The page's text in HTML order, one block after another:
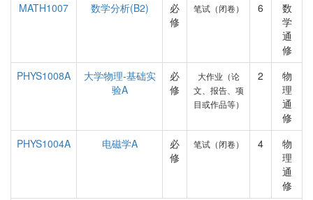
MATH1007
数学分析(B2)
必
修
笔试（闭卷） 6
数
学
通
修
PHYS1008A
大学物理-基础实
验A
必
修
大作业（论
文、报告、项
目或作品等）
2
物
理
通
修
PHYS1004A
电磁学A
必
修
笔试（闭卷） 4
物
理
通
修